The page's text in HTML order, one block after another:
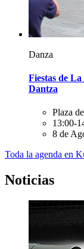
Danza
Fiestas de
Dantza
Plaza
13:00-
8 de
Toda la agenda en
Noticias